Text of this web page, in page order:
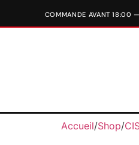
Accueil/Shop/